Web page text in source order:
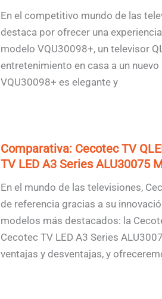
En el competitivo mundo de las
destaca por ofrecer una
modelo VQU30098+, un televisor
entretenimiento en casa a un
VQU30098+ es elegante y
Comparativa: Cecotec TV
TV LED A3 Series ALU30075
En el mundo de las televisiones,
de referencia gracias a su
modelos más destacados: la
Cecotec TV LED A3 Series
ventajas y desventajas, y